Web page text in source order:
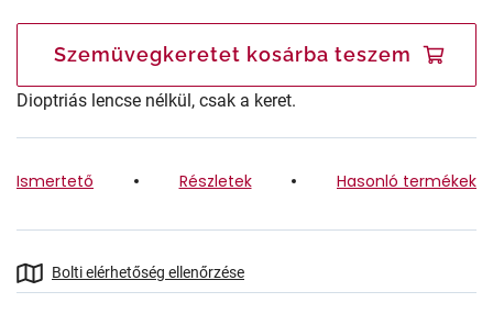
Szemüvegkeretet kosárba teszem
Dioptriás lencse nélkül, csak a keret.
Ismertető Részletek Hasonló termékek
Bolti elérhetőség ellenőrzése